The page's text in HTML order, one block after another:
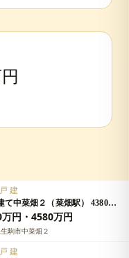
建
て中菜畑２（菜畑駅） 4380万
万円の詳細情報
円・4580万円
駒市中菜畑２
建